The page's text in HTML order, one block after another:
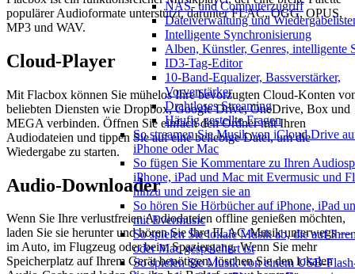
NAS- und Computerzugriff
Dateiverwaltung und
Intelligente Synchronisierung
Alben, Künstler, Genres, intelligente
ID3-Tag-Editor
10-Band-Equalizer, Bassverstärker,
Vorverstärker
Drahtloses Streaming
Häufig gestellte Fragen
So streamen Sie Musik von iCloud Drive
iPhone oder Mac
So fügen Sie Kommentare zu Ihren
iPhone, iPad und Mac mit Evermusic und
hinzu und zeigen sie an
So hören Sie Hörbücher auf iPhone, iPad
mit Evermusic
So spielen Sie lokale Musik ab, die auf
oder Mac gespeichert ist
So spielen Sie Musik von einem USB-
populärer Audioformate unterstützt, darunter FLAC, OGG, OPUS,
MP3 und WAV.
Cloud-Player
Mit Flacbox können Sie mühelos Ihre bevorzugten Cloud-Konten
beliebten Diensten wie Dropbox, Google Drive, OneDrive, Box und
MEGA verbinden. Öffnen Sie einfach den Ordner mit Ihren
Audiodateien und tippen Sie auf eine beliebige Datei, um die
Wiedergabe zu starten.
Audio-Downloader
Wenn Sie Ihre verlustfreien Audiodateien offline genießen möchten,
laden Sie sie herunter und hören Sie Ihre FLAC-Musik unterwegs —
im Auto, im Flugzeug oder beim Spaziergang. Wenn Sie mehr
Speicherplatz auf Ihrem Gerät benötigen, löschen Sie den lokalen